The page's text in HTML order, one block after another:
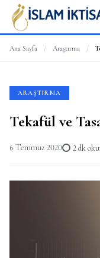
Ana Sayfa / Araştırma /
ARAŞTIRMA
Tekafül ve
6 Temmuz 2020 2 dk